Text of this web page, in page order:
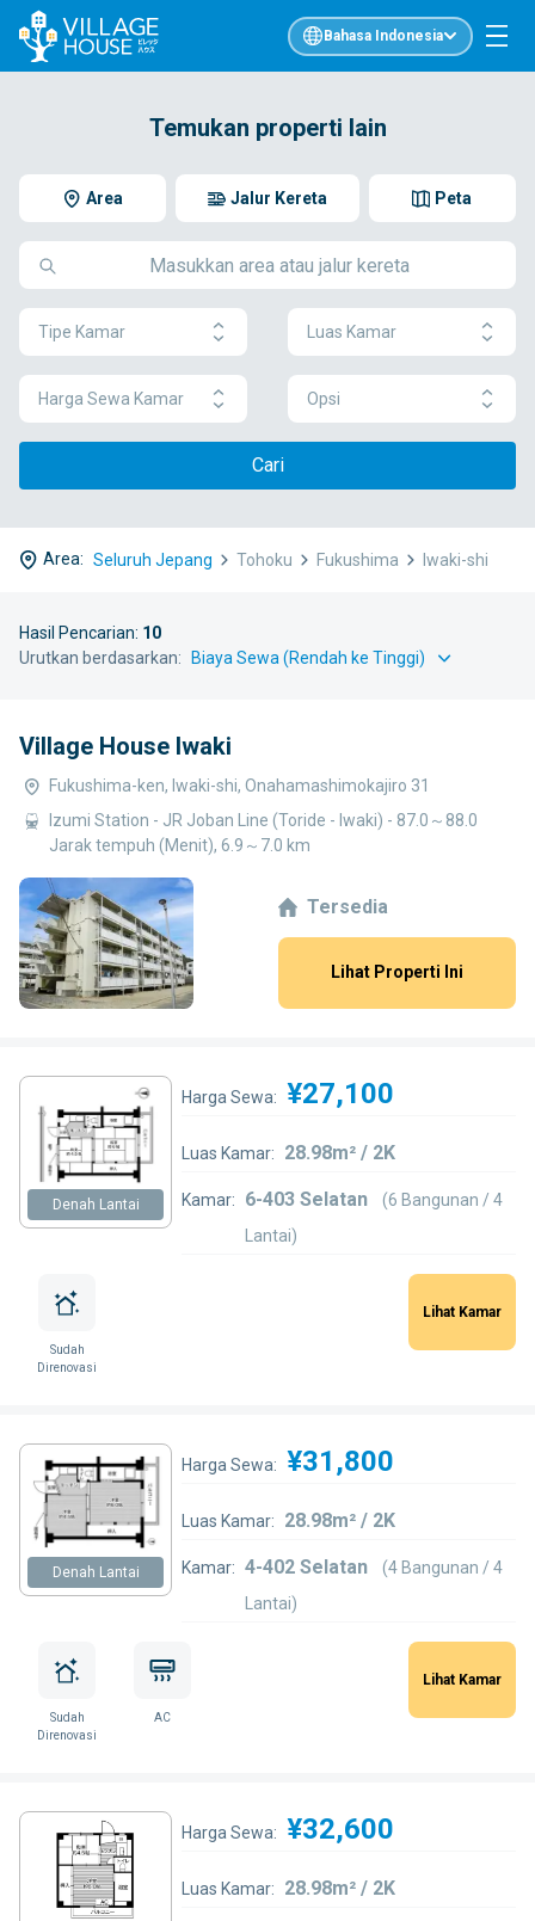
Bahasa Indonesia
Temukan properti lain
Area Peta
Jalur Kereta
Tipe Kamar Luas Kamar
Harga Sewa Kamar Opsi
Cari
Area: Seluruh Jepang Tohoku Fukushima Iwaki-shi
Hasil Pencarian: 10
Urutkan berdasarkan:
Village House Iwaki
Fukushima-ken, Iwaki-shi, Onahamashimokajiro 31
Izumi Station - JR Joban Line (Toride - Iwaki) - 87.0～88.0
Jarak tempuh (Menit), 6.9～7.0 km
Tersedia
Lihat Properti Ini
Denah Lantai
Harga Sewa: ¥27,100
Luas Kamar: 28.98m² / 2K
Kamar: 6-403 Selatan
(6 Bangunan / 4
Lantai)
Sudah
Direnovasi
Lihat Kamar
Denah Lantai
Harga Sewa: ¥31,800
Luas Kamar: 28.98m² / 2K
Kamar: 4-402 Selatan
(4 Bangunan / 4
Lantai)
Sudah
Direnovasi
AC
Lihat Kamar
Harga Sewa: ¥32,600
Luas Kamar: 28.98m² / 2K